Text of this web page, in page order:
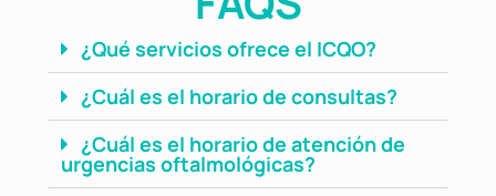
¿Qué servicios ofrece el ICQO?
¿Cuál es el horario de consultas?
¿Cuál es el horario de atención de
urgencias oftalmológicas?